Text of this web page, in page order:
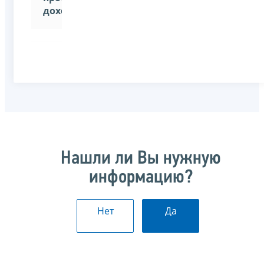
доход»
Нашли ли Вы нужную
информацию?
Нет Да